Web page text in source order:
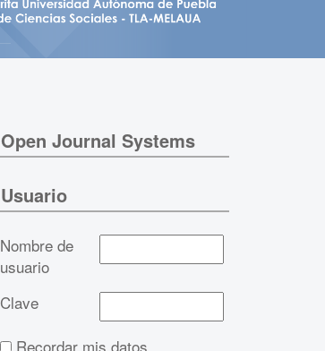
Open Journal Systems
Usuario
Nombre de
usuario
Clave
Recordar mis datos